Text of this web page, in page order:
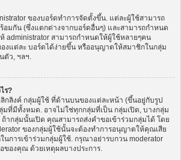
ของบอร์ดทำการจัดตั้งขึ้น. แต่ละผู้ใช้สามารถ
อมกัน (ซึ่งแตกต่างจากบอร์ดอื่นๆ) และสามารถกำหนด
administrator สามารถกำหนดให้ผู้ใช้หลายๆคน
องแต่ละ บอร์ดได้ง่ายขึ้น หรืออนุญาตให้สมาชิกในกลุ่ม
ตัว, ฯลฯ.
ร?
กลิงค์ กลุ่มผู้ใช้ ที่ด้านบนของแต่ละหน้า (ขึ้นอยู่กับรูป
ที่มีทั้งหมด. อาจไม่ใช่ทุกกลุ่มที่เป็น กลุ่มเปิด, บางกลุ่ม
ากลุ่มนั้นเปิด คุณสามารถส่งคำขอเข้าร่วมกลุ่มได้ โดย
ของกลุ่มผู้ใช้นั้นจะต้องทำการอนุญาตให้คุณเสีย
นการเข้าร่วมกลุ่มผู้ใช้. กรุณาอย่ารบกวน moderator
ของคุณ ด้วยเหตุผลบางประการ.